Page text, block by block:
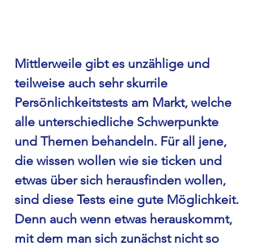
Mittlerweile gibt es unzählige und
teilweise auch sehr skurrile
Persönlichkeitstests am Markt, welche
alle unterschiedliche Schwerpunkte
und Themen behandeln. Für all jene,
die wissen wollen wie sie ticken und
etwas über sich herausfinden wollen,
sind diese Tests eine gute Möglichkeit.
Denn auch wenn etwas herauskommt,
mit dem man sich zunächst nicht so